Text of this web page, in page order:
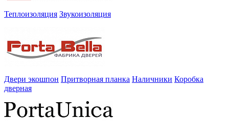
Теплоизоляция Звукоизоляция
Двери экошпон Притворная планка Наличники Коробка
дверная